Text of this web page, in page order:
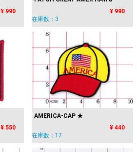
¥ 990
¥ 990
在庫数：3
¥ 550
AMERICA-CAP ★
¥ 440
在庫数：17